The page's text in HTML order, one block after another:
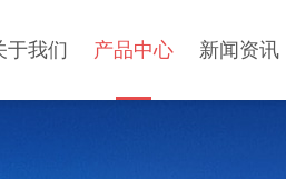
于我们 产品中心 新闻资讯